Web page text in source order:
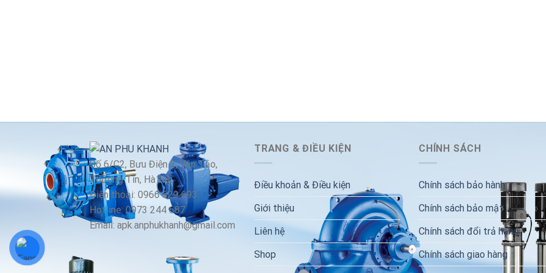
Số 6/C2, Bưu Điện 2, Vân Tảo,
Thường Tín, Hà Nội
Điện thoại: 0966 629 693
Hotline: 0973 244 687
Email: apk.anphukhanh@gmail.com
TRANG & ĐIỀU KIỆN
Điều khoản & Điều kiện
Giới thiệu
Liên hệ
Shop
CHÍNH SÁCH
Chính sách bảo hành
Chính sách bảo mật
Chính sách đổi trả hàng
Chính sách giao hàng